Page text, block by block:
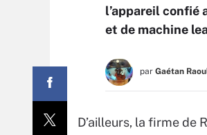
l’appareil confié
et de machine
par Gaétan
D’ailleurs, la firme de